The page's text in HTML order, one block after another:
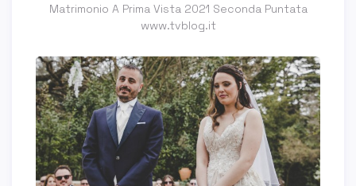
Matrimonio A Prima Vista 2021 Seconda Puntata
www.tvblog.it